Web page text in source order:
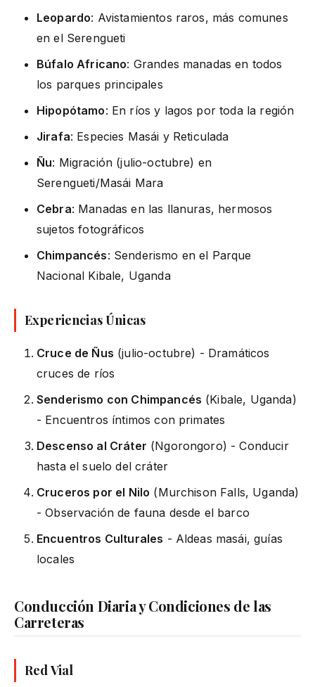
Leopardo: Avistamientos raros, más comunes
en el Serengueti
Búfalo Africano: Grandes manadas en todos
los parques principales
Hipopótamo: En ríos y lagos por toda la región
Jirafa: Especies Masái y Reticulada
Ñu: Migración (julio-octubre) en
Serengueti/Masái Mara
Cebra: Manadas en las llanuras, hermosos
sujetos fotográficos
Chimpancés: Senderismo en el Parque
Nacional Kibale, Uganda
Experiencias Únicas
Cruce de Ñus (julio-octubre) - Dramáticos
cruces de ríos
Senderismo con Chimpancés (Kibale, Uganda)
- Encuentros íntimos con primates
Descenso al Cráter (Ngorongoro) - Conducir
hasta el suelo del cráter
Cruceros por el Nilo (Murchison Falls, Uganda)
- Observación de fauna desde el barco
Encuentros Culturales - Aldeas masái, guías
locales
Conducción Diaria y Condiciones de las
Carreteras
Red Vial